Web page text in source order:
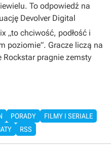
To odpowiedź na
Devolver Digital
„to chciwość, podłość i
poziomie”. Gracze liczą na
pragnie zemsty
PORADY
FILMY I SERIALE
RSS